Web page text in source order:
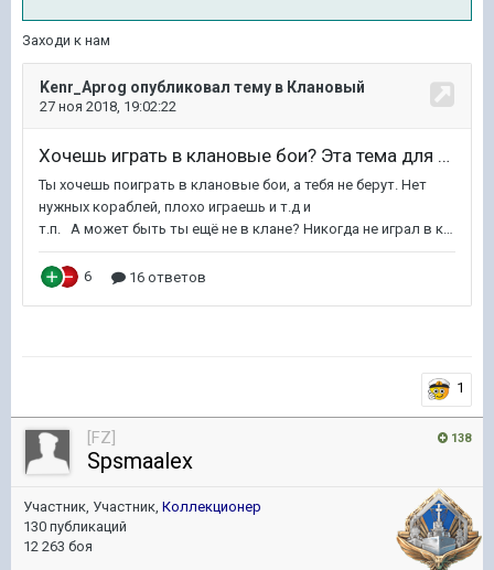
Заходи к нам
1
138
[FZ]
Spsmaalex
Участник, Участник, Коллекционер
130 публикаций
12 263 боя